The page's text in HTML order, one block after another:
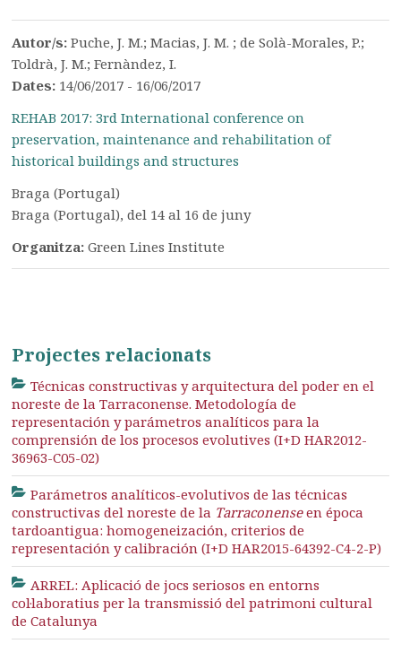
Autor/s:Puche, J. M.; Macias, J. M. ; de Solà-Morales, P.;
Toldrà, J. M.; Fernàndez, I.
Dates: 14/06/2017 - 16/06/2017
REHAB 2017: 3rd International conference on
preservation, maintenance and rehabilitation of
historical buildings and structures
Braga (Portugal)
Braga (Portugal), del 14 al 16 de juny
Organitza:Green Lines Institute
Projectes relacionats
Técnicas constructivas y arquitectura del poder en el
noreste de la Tarraconense. Metodología de
representación y parámetros analíticos para la
comprensión de los procesos evolutives (I+D HAR2012-
36963-C05-02)
Parámetros analíticos-evolutivos de las técnicas
constructivas del noreste de la Tarraconenseen época
tardoantigua: homogeneización, criterios de
representación y calibración (I+D HAR2015-64392-C4-2-P)
ARREL: Aplicació de jocs seriosos en entorns
col·laboratius per la transmissió del patrimoni cultural
de Catalunya